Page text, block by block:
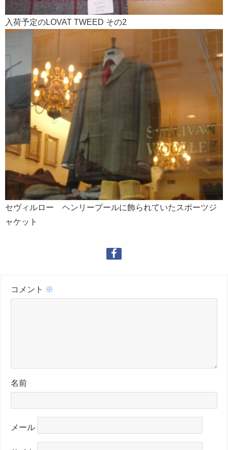
入荷予定のLOVAT TWEED その2
セヴィルロー ヘンリープールに飾られていたスポーツジ
ャケット
コメント ※
名前
メール